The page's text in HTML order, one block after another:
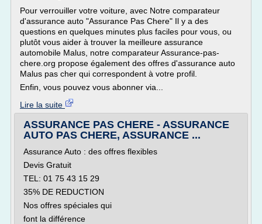
Pour verrouiller votre voiture, avec Notre comparateur
d'assurance auto "Assurance Pas Chere" Il y a des
questions en quelques minutes plus faciles pour vous, ou
plutôt vous aider à trouver la meilleure assurance
automobile Malus, notre comparateur Assurance-pas-
chere.org propose également des offres d'assurance auto
Malus pas cher qui correspondent à votre profil.
Enfin, vous pouvez vous abonner via...
Lire la suite
ASSURANCE PAS CHERE - ASSURANCE
AUTO PAS CHERE, ASSURANCE ...
Assurance Auto : des offres flexibles
Devis Gratuit
TEL: 01 75 43 15 29
35% DE REDUCTION
Nos offres spéciales qui
font la différence